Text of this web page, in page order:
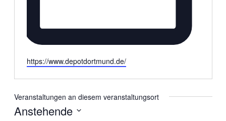
Webseite
https://www.depotdortmund.de/
Veranstaltungen an diesem veranstaltungsort
Anstehende